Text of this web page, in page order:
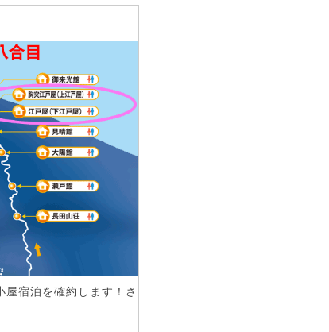
宿泊を確約します！さ